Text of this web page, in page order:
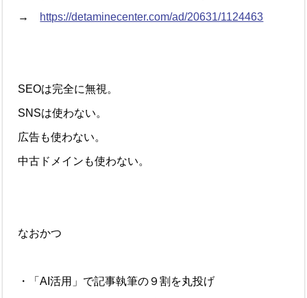
→ https://detaminecenter.com/ad/20631/1124463
SEOは完全に無視。
SNSは使わない。
広告も使わない。
中古ドメインも使わない。
なおかつ
・「AI活用」で記事執筆の９割を丸投げ